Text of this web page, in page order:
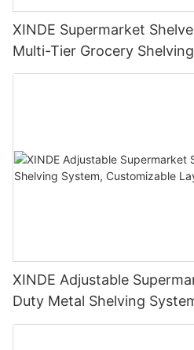
XINDE Supermarket
Multi-Tier Grocery
Assembly, High Weight
XINDE Adjustable
Duty Metal Shelving
Layout for Retail